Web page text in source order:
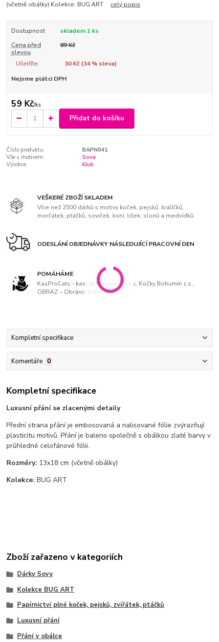
(včetně obálky) Kolekce: BUG ART celý popis
Dostupnost
skladem 1 ks
Cena před
slevou
89 Kč
Ušetříte 30 Kč (34% sleva)
Nejsme plátci DPH
59 Kč/ks
Přidat do košíku
Číslo produktu:
BAPN041
Vše s motivem:
Sova
Výrobce:
Kiub
VEŠKERÉ ZBOŽÍ SKLADEM
Více než 2500 dárků s motivy koček, pejsků, králíčků,
morčátek, ptáčků, soviček, koní, lišek, slonů a medvídků.
ODESLÁNÍ OBJEDNÁVKY NÁSLEDUJÍCÍ PRACOVNÍ DEN
POMÁHÁME
KasProCats - kastrační program z.s, Kočky Bohumín z.s.,
OBRAZ – Obránci zvířat, z. s
Kompletní specifikace
Komentáře 0
Kompletní specifikace
Luxusní přání se zlacenými detaily
Přední strana přání je embosovaná a nalisované fólie zvýrazňují
plasticitu motivů. Přání je baleno společně s obálkou zlaté barvy v
průhledné celofánové fólii.
Rozměry: 13x18 cm (včetně obálky)
Kolekce: BUG ART
Zboží zařazeno v kategoriích
Dárky Sovy
Kolekce BUG ART
Papírnictví plné koček, pejsků, zvířátek, ptáčků
Luxusní přání
Přání v obálce